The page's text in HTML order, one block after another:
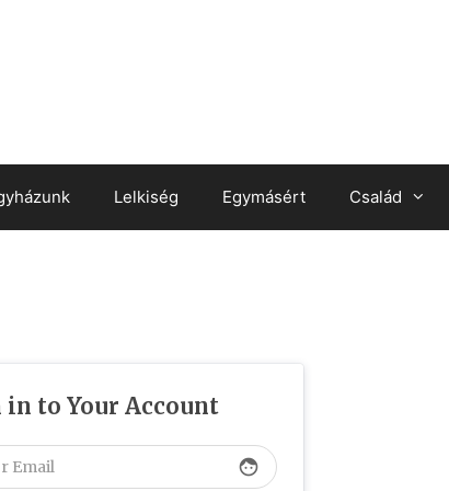
Lelkiség Egymásért Család
in to Your Account
face